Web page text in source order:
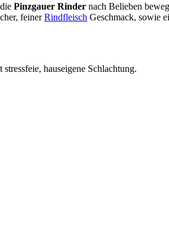
Pinzgauer Rinder nach Belieben
feinerRindfleisch Geschmack, sowie
hauseigene Schlachtung.